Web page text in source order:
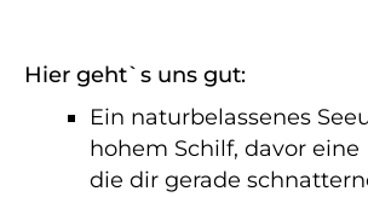
Hier geht`s uns gut:
Ein naturbelassenes
hohem Schilf, davor
die dir gerade